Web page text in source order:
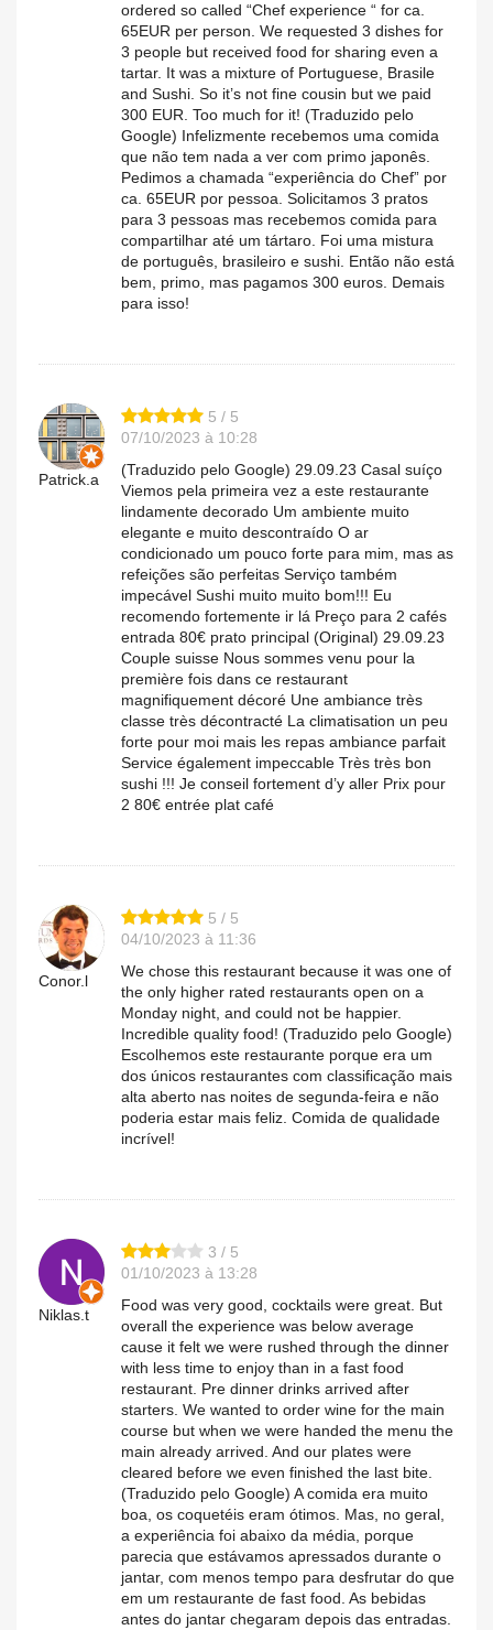
ordered so called “Chef experience “ for ca.
65EUR per person. We requested 3 dishes for
3 people but received food for sharing even a
tartar. It was a mixture of Portuguese, Brasile
and Sushi. So it’s not fine cousin but we paid
300 EUR. Too much for it! (Traduzido pelo
Google) Infelizmente recebemos uma comida
que não tem nada a ver com primo japonês.
Pedimos a chamada “experiência do Chef” por
ca. 65EUR por pessoa. Solicitamos 3 pratos
para 3 pessoas mas recebemos comida para
compartilhar até um tártaro. Foi uma mistura
de português, brasileiro e sushi. Então não está
bem, primo, mas pagamos 300 euros. Demais
para isso!
Patrick.a
5 / 5
07/10/2023 à 10:28
(Traduzido pelo Google) 29.09.23 Casal suíço
Viemos pela primeira vez a este restaurante
lindamente decorado Um ambiente muito
elegante e muito descontraído O ar
condicionado um pouco forte para mim, mas as
refeições são perfeitas Serviço também
impecável Sushi muito muito bom!!! Eu
recomendo fortemente ir lá Preço para 2 cafés
entrada 80€ prato principal (Original) 29.09.23
Couple suisse Nous sommes venu pour la
première fois dans ce restaurant
magnifiquement décoré Une ambiance très
classe très décontracté La climatisation un peu
forte pour moi mais les repas ambiance parfait
Service également impeccable Très très bon
sushi !!! Je conseil fortement d’y aller Prix pour
2 80€ entrée plat café
Conor.l
5 / 5
04/10/2023 à 11:36
We chose this restaurant because it was one of
the only higher rated restaurants open on a
Monday night, and could not be happier.
Incredible quality food! (Traduzido pelo Google)
Escolhemos este restaurante porque era um
dos únicos restaurantes com classificação mais
alta aberto nas noites de segunda-feira e não
poderia estar mais feliz. Comida de qualidade
incrível!
Niklas.t
3 / 5
01/10/2023 à 13:28
Food was very good, cocktails were great. But
overall the experience was below average
cause it felt we were rushed through the dinner
with less time to enjoy than in a fast food
restaurant. Pre dinner drinks arrived after
starters. We wanted to order wine for the main
course but when we were handed the menu the
main already arrived. And our plates were
cleared before we even finished the last bite.
(Traduzido pelo Google) A comida era muito
boa, os coquetéis eram ótimos. Mas, no geral,
a experiência foi abaixo da média, porque
parecia que estávamos apressados ​​durante o
jantar, com menos tempo para desfrutar do que
em um restaurante de fast food. As bebidas
antes do jantar chegaram depois das entradas.